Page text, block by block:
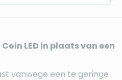
LED in plaats van een
vanwege een te geringe